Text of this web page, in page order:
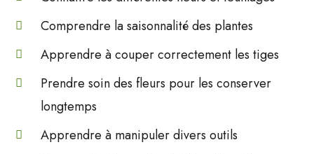
Comprendre la saisonnalité des plantes
Apprendre à couper correctement les tiges
Prendre soin des fleurs pour les conserver
longtemps
Apprendre à manipuler divers outils